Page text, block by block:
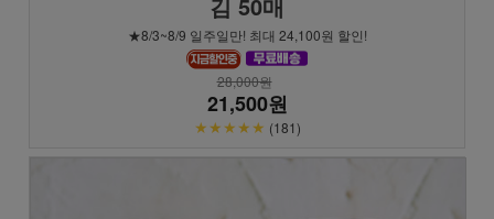
★8/3~8/9 일주일만! 최대 24,100원 할인!
28,000원
21,500원
★★★★★ (181)